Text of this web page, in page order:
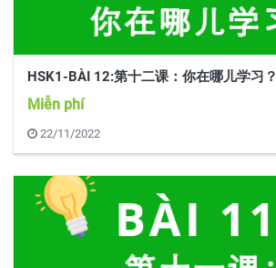
HSK1-BÀI 12:第十二课：你在哪儿学习？
Miễn phí
22/11/2022